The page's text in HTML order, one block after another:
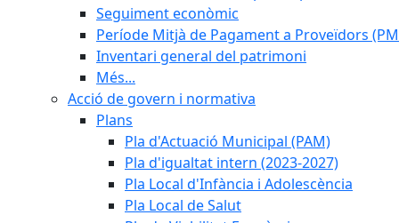
Seguiment econòmic
Període Mitjà de Pagament a Proveïdors
Inventari general del patrimoni
Més...
Acció de govern i normativa
Plans
Pla d'Actuació Municipal (PAM)
Pla d'igualtat intern (2023-2027)
Pla Local d'Infància i Adolescència
Pla Local de Salut